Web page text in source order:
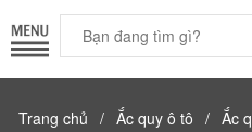
Trang chủ / Ắc quy ô tô / Ắc